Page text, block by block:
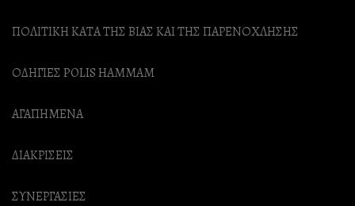
ΠΟΛΙΤΙΚΗ ΚΑΤΑ ΤΗΣ ΒΙΑΣ ΚΑΙ ΤΗΣ ΠΑΡΕΝΟΧΛΗΣΗΣ
ΟΔΗΓΙΕΣ POLIS HAMMAM
ΑΓΑΠΗΜΕΝΑ
ΔΙΑΚΡΙΣΕΙΣ
ΣΥΝΕΡΓΑΣΙΕΣ